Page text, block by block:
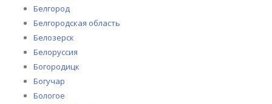
Белгород
Белгородская область
Белозерск
Белоруссия
Богородицк
Богучар
Бологое